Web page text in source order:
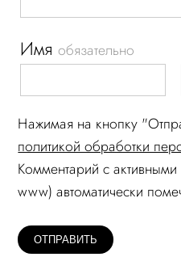
Имяобязательно
Нажимая на кнопку
политикой обработки
Комментарий c
www) автоматически